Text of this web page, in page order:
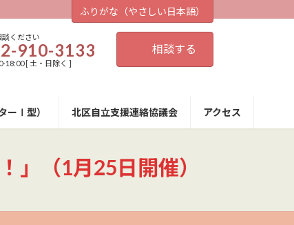
ふりがな（やさしい日本語）
ください
910-3133
18:00 [ 土・日除く ]
相談する
ーⅠ型） 北区自立支援連絡協議会 アクセス
」（1月25日開催）